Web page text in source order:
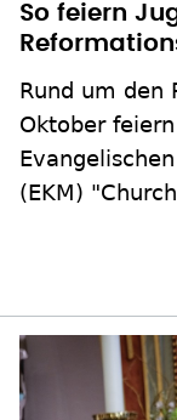
So feiern
Rund um den
Oktober
(EKM)